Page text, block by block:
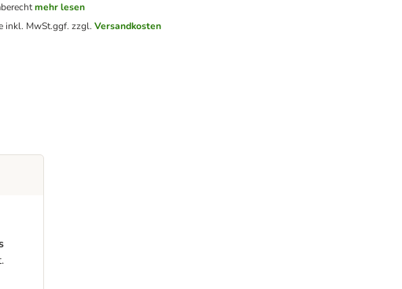
mehr lesen
inkl. MwSt.ggf. zzgl. Versandkosten